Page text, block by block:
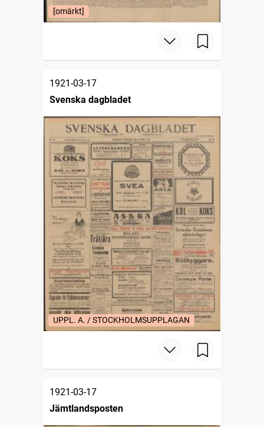
[omärkt]
1921-03-17
Svenska dagbladet
UPPL. A. / STOCKHOLMSUPPLAGAN
1921-03-17
Jämtlandsposten